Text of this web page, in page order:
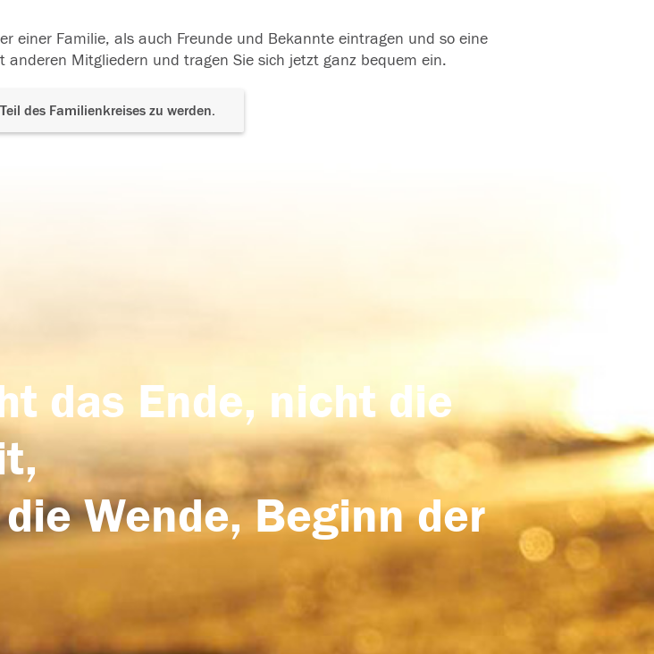
einer Familie, als auch Freunde und Bekannte eintragen und so eine
Mitgliedern und tragen Sie sich jetzt ganz bequem ein.
des Familienkreises zu werden.
das Ende, nicht die
Wende, Beginn der